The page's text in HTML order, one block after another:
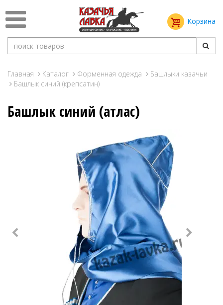
Корзина
Главная Каталог Форменная одежда
Башлыки казачьи
Башлык синий (крепсатин)
Башлык синий (атлас)